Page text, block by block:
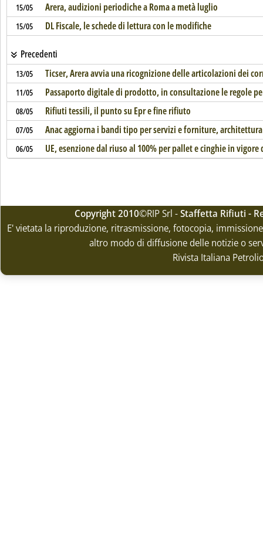
15/05 Arera, audizioni periodiche a Roma a metà luglio
15/05 DL Fiscale, le schede di lettura con le modifiche
Precedenti
13/05 Ticser, Arera avvia una ricognizione delle articolazioni dei
11/05 Passaporto digitale di prodotto, in consultazione le regole
08/05 Rifiuti tessili, il punto su Epr e fine rifiuto
07/05 Anac aggiorna i bandi tipo per servizi e forniture,
06/05 UE, esenzione dal riuso al 100% per pallet e cinghie in vigore
Copyright 2010©RIP Srl -Staffetta Rifiuti -
E' vietata la riproduzione, ritrasmissione, fotocopia,
altro modo di diffusione delle notizie o
Rivista Italiana